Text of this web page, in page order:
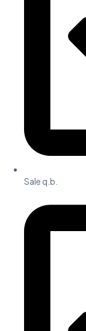
Sale q.b.